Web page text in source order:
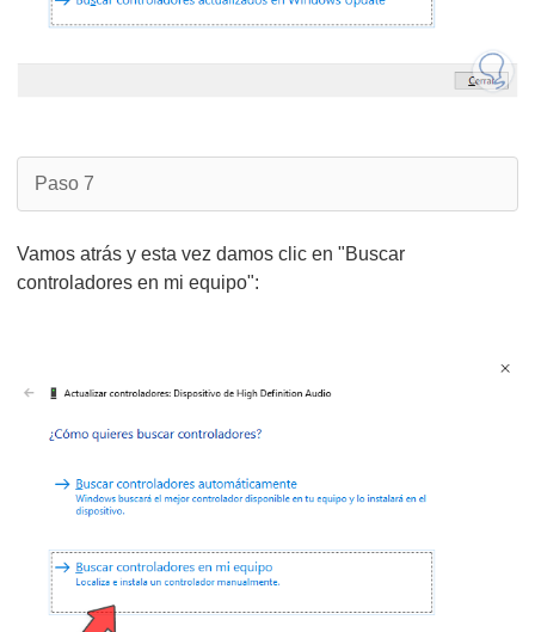
Paso 7
Vamos atrás y esta vez damos clic en "Buscar
controladores en mi equipo":